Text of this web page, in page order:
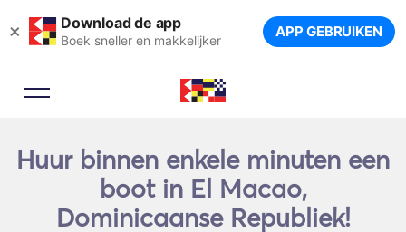
× Download de app
Boek sneller en makkelijker APP GEBRUIKEN
Huur binnen enkele minuten een
boot in El Macao,
Dominicaanse Republiek!